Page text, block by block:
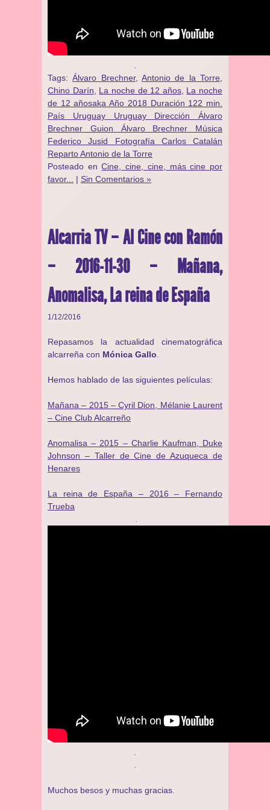
Tags:Álvaro Brechner,Antonio de la Torre
Chino Darín
La noche de 12 años, La noche
de 12 añosaka Año 2018 Duración 122 min.
País Uruguay Uruguay Dirección Álvaro
Brechner Guion Álvaro Brechner Música
Federico Jusid Fotografía Carlos Catalán
Reparto Antonio de la Torre
Posteado enCine, cine, cine, más cine por
favor...
| Sin Comentarios »
Alcarria TV – Al Cine con Ramón
– 2016-11-30 – Mañana,
Anomalisa, La reina de España
1/12/2016
Repasamos la actualidad cinematográfica
alcarreña con Mónica Gallo
Hemos hablado de las siguientes películas:
Mañana – 2015 – Cyril Dion, Mélanie Laurent
– Cine Club Alcarreño
Anomalisa – 2015 – Charlie Kaufman, Duke
Johnson – Taller de Cine de Azuqueca de
Henares
La reina de España – 2016 – Fernando
Trueba
Muchos besos y muchas gracias.